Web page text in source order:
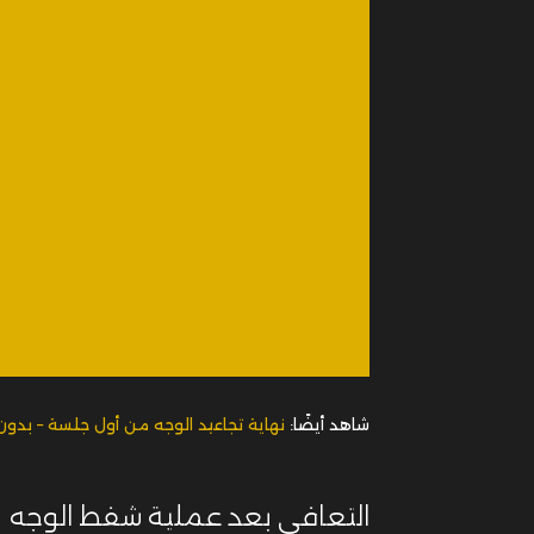
شاهد أيضًا: نهاية تجاعيد الوجه من أول جلسة –
التعافي بعد عملية شفط الوجه